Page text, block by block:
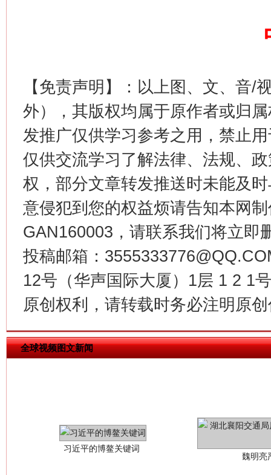
【免责声明】：以上图、文、音/
外），其版权均属于原作者或归
发推广仅供学习参考之用，禁止
仅供交流学习了解法律、法规、
权，部分文章转发推送时未能及
意侵犯到您的权益烦请告知本网
GAN160003，请联系我们将立即
投稿邮箱：
12号（华声国际大厦）1层 1 2 1
原创权利，请转载时务必注明原
全球视频图文新闻
在谋一域中谋全局
今